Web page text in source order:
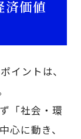
済価値
イントは、
「社会・環
心に動き、